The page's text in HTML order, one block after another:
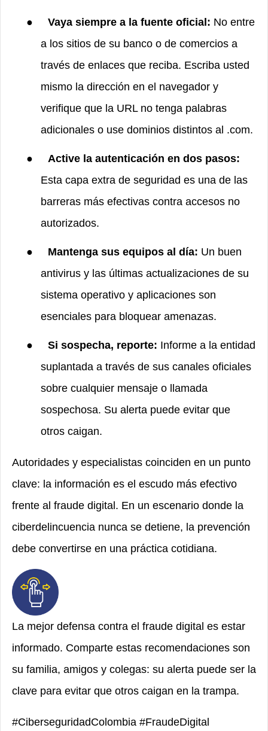
● Vaya siempre a la fuente oficial: No entre
a los sitios de su banco o de comercios a
través de enlaces que reciba. Escriba usted
mismo la dirección en el navegador y
verifique que la URL no tenga palabras
adicionales o use dominios distintos al .com.
●
Active la autenticación en dos pasos:
Esta capa extra de seguridad es una de las
barreras más efectivas contra accesos no
autorizados.
● Mantenga sus equipos al día: Un buen
antivirus y las últimas actualizaciones de su
sistema operativo y aplicaciones son
esenciales para bloquear amenazas.
● Si sospecha, reporte: Informe a la entidad
suplantada a través de sus canales oficiales
sobre cualquier mensaje o llamada
sospechosa. Su alerta puede evitar que
otros caigan.
Autoridades y especialistas coinciden en un punto
clave: la información es el escudo más efectivo
frente al fraude digital. En un escenario donde la
ciberdelincuencia nunca se detiene, la prevención
debe convertirse en una práctica cotidiana.
La mejor defensa contra el fraude digital es estar
informado. Comparte estas recomendaciones son
su familia, amigos y colegas: su alerta puede ser la
clave para evitar que otros caigan en la trampa.
#CiberseguridadColombia #FraudeDigital